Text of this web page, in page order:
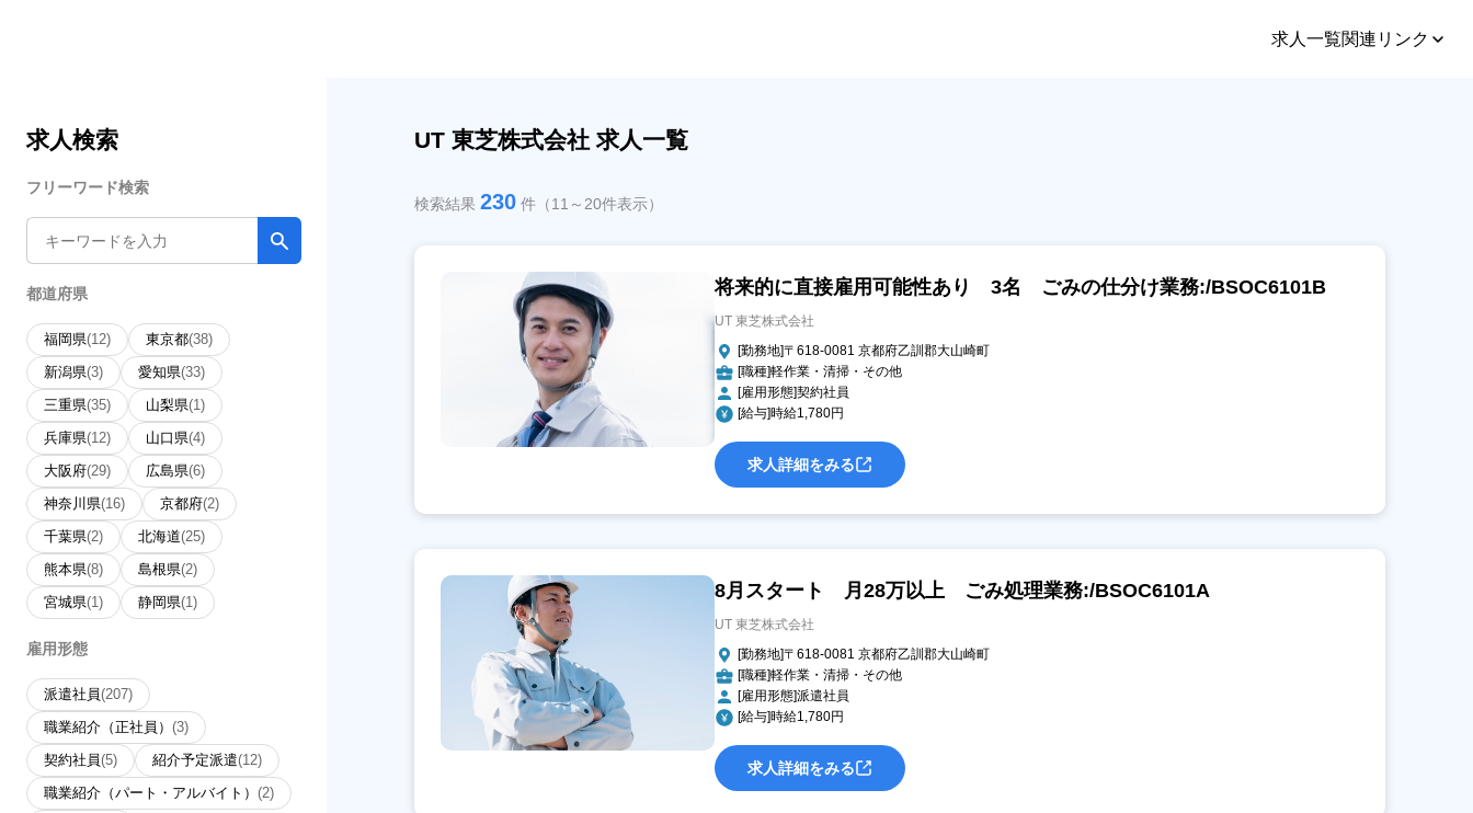
求人一覧関連リンク
求人検索
フリーワード検索
都道府県
福岡県(12) 東京都(38)
新潟県(3) 愛知県(33)
三重県(35) 山梨県(1)
兵庫県(12) 山口県(4)
大阪府(29) 広島県(6)
神奈川県(16) 京都府(2)
千葉県(2) 北海道(25)
熊本県(8) 島根県(2)
宮城県(1) 静岡県(1)
雇用形態
派遣社員(207)
職業紹介（正社員） (3)
契約社員(5) 紹介予定派遣(12)
職業紹介（パート・アルバイト） (2)
UT 東芝株式会社 求人一覧
検索結果230 件（11～20件表示）
将来的に直接雇用可能性あり 3名 ごみの仕分け業務:/BSOC6101B
UT 東芝株式会社
[勤務地]〒618-0081 京都府乙訓郡大山崎町
[職種]軽作業・清掃・その他
[雇用形態]契約社員
[給与]時給1,780円
求人詳細をみる
8月スタート 月28万以上 ごみ処理業務:/BSOC6101A
UT 東芝株式会社
[勤務地]〒618-0081 京都府乙訓郡大山崎町
[職種]軽作業・清掃・その他
[雇用形態]派遣社員
[給与]時給1,780円
求人詳細をみる